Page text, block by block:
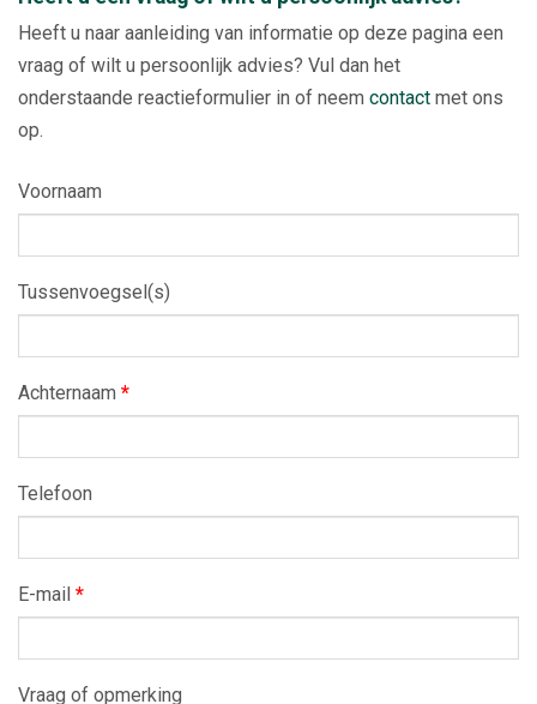
Heeft u naar aanleiding van informatie op deze pagina een
vraag of wilt u persoonlijk advies? Vul dan het
onderstaande reactieformulier in of neem contact met ons
op.
Voornaam
Tussenvoegsel(s)
Achternaam *
Telefoon
E-mail *
Vraag of opmerking